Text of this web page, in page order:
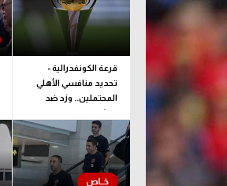
آسيا
ركن الألعاب
قرعة الكونفدرالية -
تحديد منافسي الأهلي
المحتملين.. وزد ضد
ممثل جيبوتي